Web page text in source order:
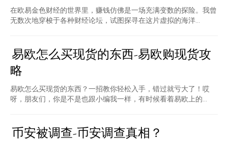
在欧易金色财经的世界里，赚钱仿佛是一场充满变数的探险。我曾
无数次地穿梭于各种财经论坛，试图探寻在这片虚拟的海洋...
易欧怎么买现货的东西-易欧购现货攻
略
易欧怎么买现货的东西？一招教你轻松入手，错过就亏大了！哎
呀，朋友们，你是不是也跟小编我一样，有时候看着易欧上的...
币安被调查-币安调查真相？